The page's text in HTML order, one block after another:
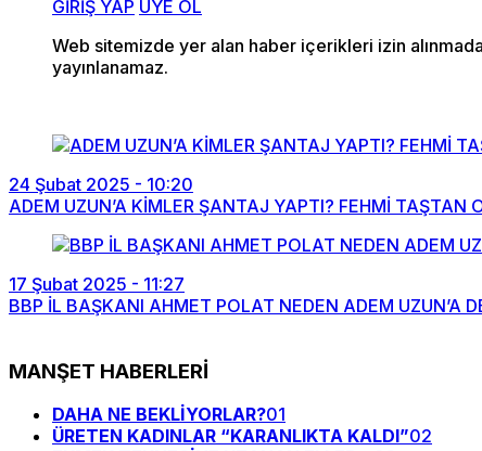
GİRİŞ YAP ÜYE OL
Web sitemizde yer alan haber içerikleri izin
yayınlanamaz.
24 Şubat 2025 - 10:20
ADEM UZUN’A KİMLER ŞANTAJ YAPTI? FEHMİ TAŞTAN
17 Şubat 2025 - 11:27
BBP İL BAŞKANI AHMET POLAT NEDEN ADEM UZUN’A
MANŞET HABERLERİ
DAHA NE BEKLİYORLAR?01
ÜRETEN KADINLAR “KARANLIKTA KALDI”02